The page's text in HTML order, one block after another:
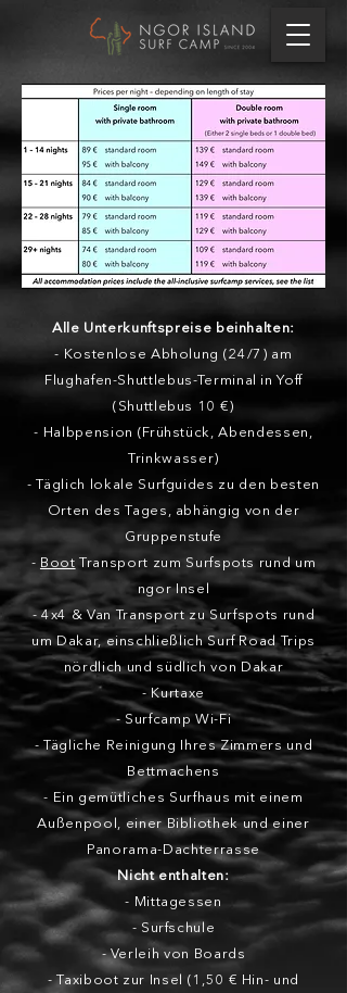
Alle Unterkunftspreise beinhalten:
- Kostenlose Abholung (24/7) am
Flughafen-Shuttlebus-Terminal in Yoff
(Shuttlebus 10 €)
- Halbpension (Frühstück, Abendessen,
Trinkwasser)
- Täglich lokale Surfguides zu den besten
Orten des Tages, abhängig von der
Gruppenstufe
- Boot Transport zum Surfspots rund um
ngor Insel
- 4x4 & Van Transport zu Surfspots rund
um Dakar, einschließlich Surf Road Trips
nördlich und südlich von Dakar
- Kurtaxe
- Surfcamp Wi-Fi
- Tägliche Reinigung Ihres Zimmers und
Bettmachens
- Ein gemütliches Surfhaus mit einem
Außenpool, einer Bibliothek und einer
Panorama-Dachterrasse
Nicht enthalten:
- Mittagessen
- Surfschule
- Verleih von Boards
- Taxiboot zur Insel (1,50 € Hin- und